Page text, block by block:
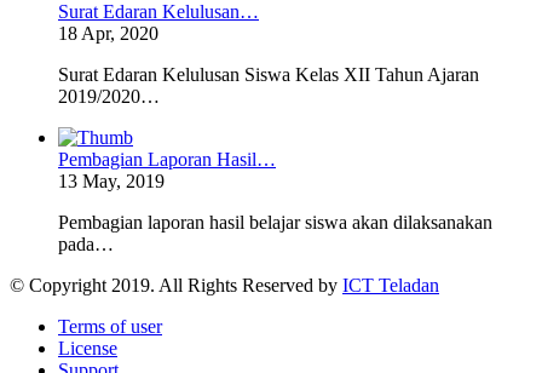
Surat Edaran Kelulusan…
18 Apr, 2020
Surat Edaran Kelulusan Siswa Kelas XII Tahun Ajaran
2019/2020…
Pembagian Laporan Hasil…
13 May, 2019
Pembagian laporan hasil belajar siswa akan dilaksanakan
pada…
© Copyright 2019. All Rights Reserved by ICT Teladan
Terms of user
License